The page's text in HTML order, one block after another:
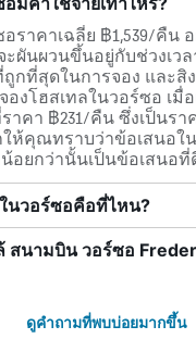
ราคาเฉลี่ย ฿1,539/คืน
ะผันผวนขึ้นอยู่กับช่วงเว
ถูกที่สุดในการจอง และสิ
งโฮสเทลในวอร์ซอ เมื่
าคา ฿231/คืน ซึ่งเป็นร
ห้คุณทราบว่าข้อเสนอใ
อยกว่านั้นเป็นข้อเสนอที่
นวอร์ซอคือที่ไหน?
สนามบิน วอร์ซอ
ดูคำถามที่พบบ่อยมากขึ้น